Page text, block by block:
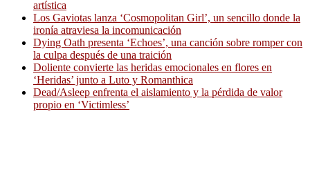
artística
Los Gaviotas lanza ‘Cosmopolitan Girl’, un sencillo donde la
ironía atraviesa la incomunicación
Dying Oath presenta ‘Echoes’, una canción sobre romper con
la culpa después de una traición
Doliente convierte las heridas emocionales en flores en
‘Heridas’ junto a Luto y Romanthica
Dead/Asleep enfrenta el aislamiento y la pérdida de valor
propio en ‘Victimless’